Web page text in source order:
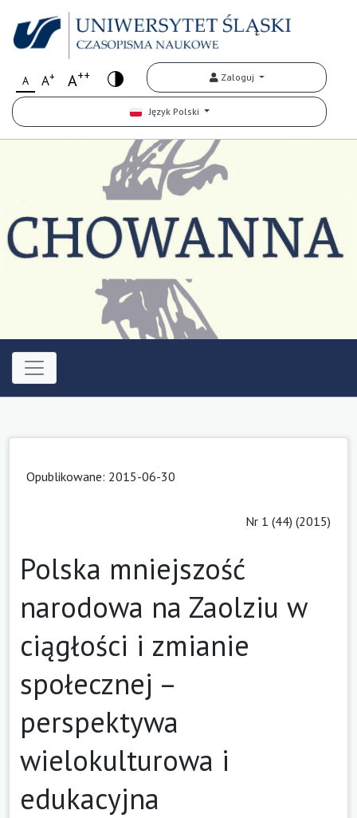
A A+ A++ Zaloguj
Język Polski
Opublikowane: 2015-06-30
Nr 1 (44) (2015)
Polska mniejszość
narodowa na Zaolziu w
ciągłości i zmianie
społecznej –
perspektywa
wielokulturowa i
edukacyjna